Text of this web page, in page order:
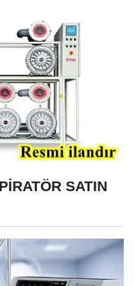
SATIN